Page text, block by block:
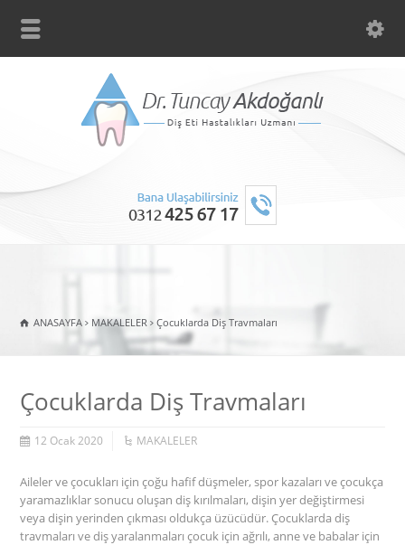
ANASAYFA MAKALELER Çocuklarda Diş Travmaları
Çocuklarda Diş Travmaları
12 Ocak 2020 MAKALELER
Aileler ve çocukları için çoğu hafif düşmeler, spor kazaları ve çocukça
yaramazlıklar sonucu oluşan diş kırılmaları, dişin yer değiştirmesi
veya dişin yerinden çıkması oldukça üzücüdür. Çocuklarda diş
travmaları ve diş yaralanmaları çocuk için ağrılı, anne ve babalar için